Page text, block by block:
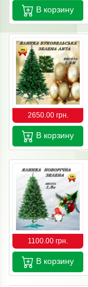
В корзину
2650.00 грн.
В корзину
1100.00 грн.
В корзину